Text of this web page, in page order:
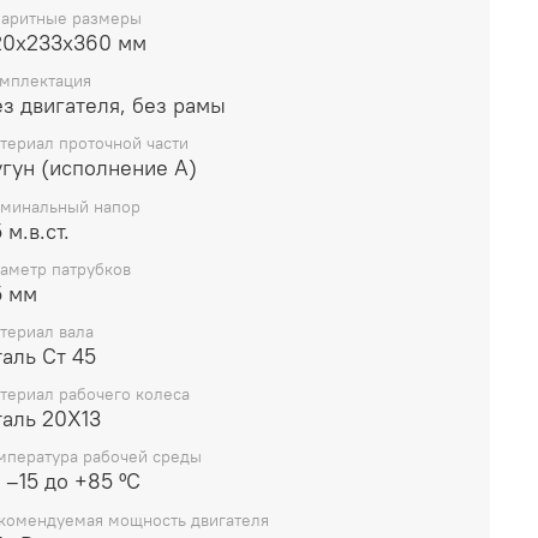
с самовсасывающим
(водоотделительный колпак).
часть:Выполнена из серого чугуна
«А»), что обеспечивает жесткость
и коррозийную стойкость в
средах.
20Х13, устойчивой к кавитационному
Конструкционная сталь Ст 45.
вала:
ремонтопригодность и
герметизацию при соблюдении
обслуживания.
характеристики
размеры
мм
двигателя, без рамы
проточной части
(исполнение А)
напор
м.в.ст.
патрубков
мм
вала
Ст 45
рабочего колеса
20Х13
рабочей среды
–15 до +85 ºC
мощность двигателя